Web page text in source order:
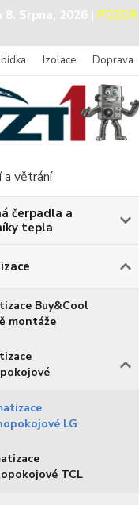
8. Srpna, 2026 |
Izolace Doprava
a větrání
čerpadla a
tepla
Buy&Cool
montáže
LG
TCL